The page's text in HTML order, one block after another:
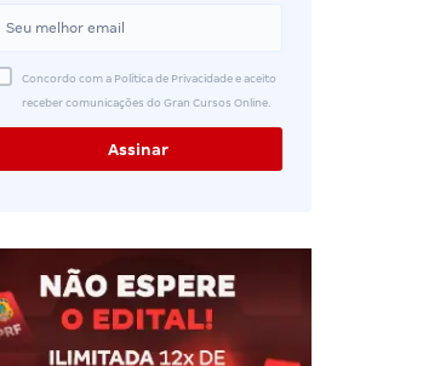
Concordo com a Política de Privacidade e aceito
receber comunicações do Gran Cursos Online.